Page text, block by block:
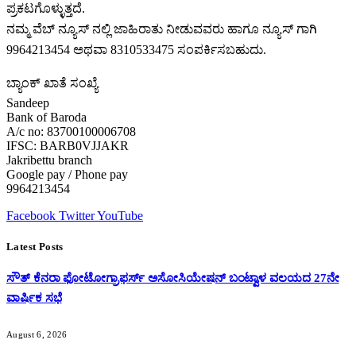
ಪ್ರಕಟಗೊಳ್ಳುತ್ತದೆ.
ನಮ್ಮ ವೆಬ್ ನ್ಯೂಸ್ ನಲ್ಲಿ ಜಾಹಿರಾತು ನೀಡುವವರು ಹಾಗೂ ನ್ಯೂಸ್ ಗಾಗಿ
9964213454 ಅಥವಾ 8310533475 ಸಂಪರ್ಕಿಸಬಹುದು.
ಬ್ಯಾಂಕ್ ಖಾತೆ ಸಂಖ್ಯೆ
Sandeep
Bank of Baroda
A/c no: 83700100006708
IFSC: BARB0VJJAKR
Jakribettu branch
Google pay / Phone pay
9964213454
Facebook TwitterYouTube
Latest Posts
ಸೌತ್ ಕೆನರಾ ಫೋಟೋಗ್ರಾಫರ್ಸ್ ಅಸೋಸಿಯೇಷನ್ ಬಂಟ್ವಾಳ ವಲಯದ 27ನೇ
ವಾರ್ಷಿಕ ಸಭೆ
August 6, 2026